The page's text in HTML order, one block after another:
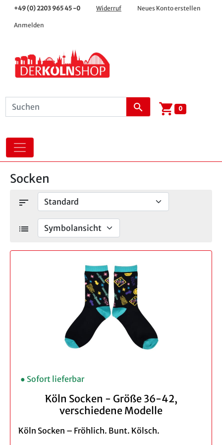
+49 (0) 2203 965 45 -0 Widerruf Neues Konto erstellen
Anmelden
search shopping_cart 0
Socken
sort
list
● Sofort lieferbar
Köln Socken - Größe 36-42,
verschiedene Modelle
Köln Socken – Fröhlich. Bunt. Kölsch.